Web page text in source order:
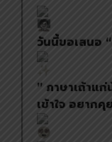
วันนี้ขอเสนอ
” ภาษาเถ้าแ
เข้าใจ อยาก